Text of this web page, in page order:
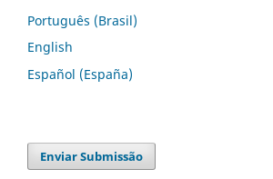
Português (Brasil)
English
Español (España)
Enviar Submissão